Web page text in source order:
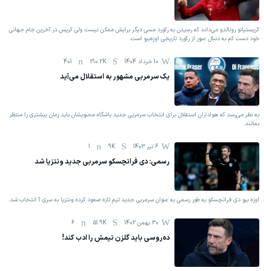
‏کریستیانو رونالدو می‌داند که رسیدن به رکورد مسی دیگر برایش ممکن نیست ولی کریس در آخرین جام جهانی
خود دست کم به دنبال عبور از رکورد تاریخی اوزه‌بیو است.
10 خرداد 1404 210.2K
401
یک سرمربی مشهور به استقلال می‌آید
به نظر می‌رسد که هواداران استقلال برای انتخاب سرمربی جدید باشگاه محبوبشان باید زمان بیشتری را منتظر
بمانند.
6 تیر 1403 9K
1
رسمی: دی فرانچسکو سرمربی جدید ونتزيا شد
اوزه بیو دی فرانچسکو به طور رسمی به عنوان سرمربی جدید تیم تازه صعود کرده ونتزيا به سری آ انتخاب شد.
30 بهمن 1402 51.9K
6
ده‌روسی باید گلزن تیمش را ادب کند!